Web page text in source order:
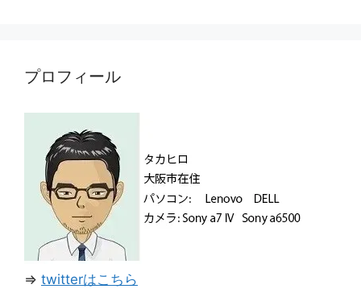
プロフィール
⇒ twitterはこちら